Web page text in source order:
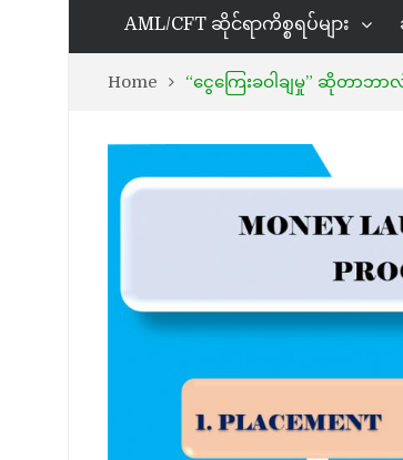
AML/CFT ဆိုင်ရာကိစ္စရပ်များ
Home “ငွေကြေးခဝါချမှု” ဆိုတာဘာ